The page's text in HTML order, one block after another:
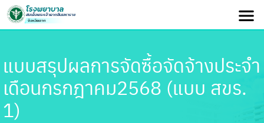
แบบสรุปผลการจัดซื้อจัดจ้างประจำ
เดือนกรกฎาคม2568 (แบบ สขร.
1)